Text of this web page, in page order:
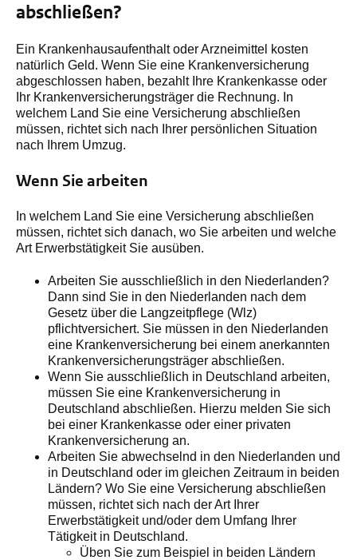
abschließen?
Ein Krankenhausaufenthalt oder Arzneimittel kosten
natürlich Geld. Wenn Sie eine Krankenversicherung
abgeschlossen haben, bezahlt Ihre Krankenkasse oder
Ihr Krankenversicherungsträger die Rechnung. In
welchem Land Sie eine Versicherung abschließen
müssen, richtet sich nach Ihrer persönlichen Situation
nach Ihrem Umzug.
Wenn Sie arbeiten
In welchem Land Sie eine Versicherung abschließen
müssen, richtet sich danach, wo Sie arbeiten und welche
Art Erwerbstätigkeit Sie ausüben.
Arbeiten Sie ausschließlich in den Niederlanden?
Dann sind Sie in den Niederlanden nach dem
Gesetz über die Langzeitpflege (Wlz)
pflichtversichert. Sie müssen in den Niederlanden
eine Krankenversicherung bei einem anerkannten
Krankenversicherungsträger abschließen.
Wenn Sie ausschließlich in Deutschland arbeiten,
müssen Sie eine Krankenversicherung in
Deutschland abschließen. Hierzu melden Sie sich
bei einer Krankenkasse oder einer privaten
Krankenversicherung an.
Arbeiten Sie abwechselnd in den Niederlanden und
in Deutschland oder im gleichen Zeitraum in beiden
Ländern? Wo Sie eine Versicherung abschließen
müssen, richtet sich nach der Art Ihrer
Erwerbstätigkeit und/oder dem Umfang Ihrer
Tätigkeit in Deutschland.
Üben Sie zum Beispiel in beiden Ländern